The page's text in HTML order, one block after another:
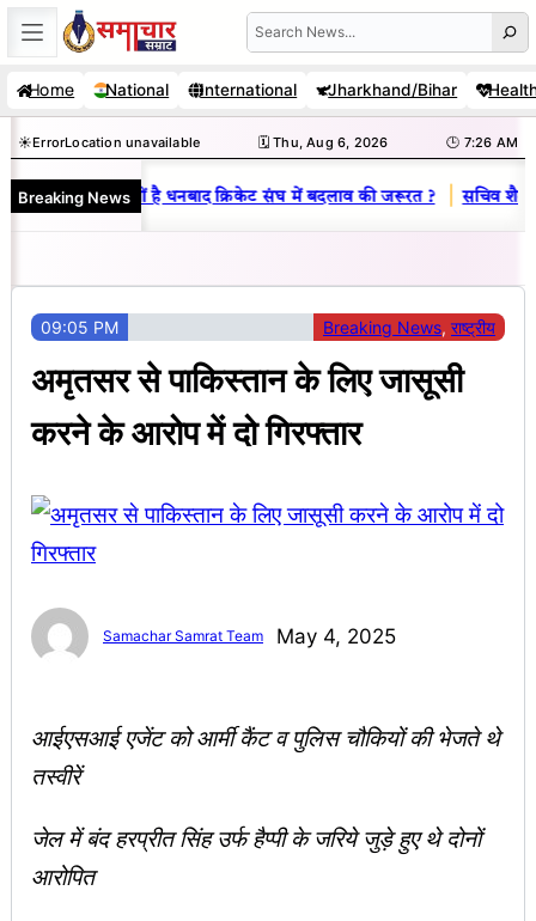
Skip
to
content
Search
Home National International Jharkhand/Bihar
☀️ErrorLocation unavailable 🗓️ Thu, Aug 6, 2026 🕒 7:26 AM
Breaking News
राज : जानें क्यों है धनबाद क्रिकेट संघ में बदलाव की जरूरत ? | सचिव
09:05 PM Breaking News, राष्ट्रीय
अमृतसर से पाकिस्तान के लिए जासूसी
करने के आरोप में दो गिरफ्तार
Samachar Samrat Team May 4, 2025
आईएसआई एजेंट को आर्मी कैंट व पुलिस चौकियों की भेजते थे
तस्वीरें
जेल में बंद हरप्रीत सिंह उर्फ हैप्पी के जरिये जुड़े हुए थे दोनों
आरोपित